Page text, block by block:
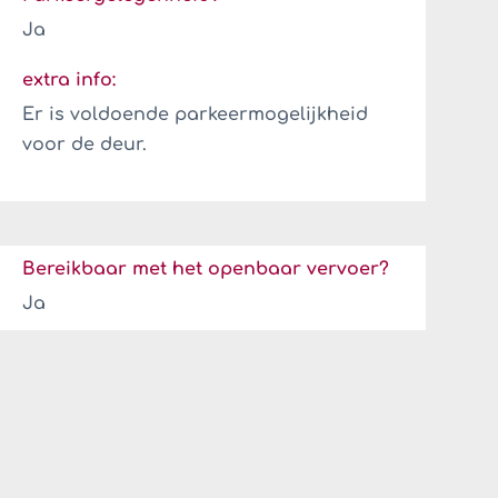
Ja
extra info:
Er is voldoende parkeermogelijkheid
voor de deur.
Bereikbaar met het openbaar vervoer?
Ja